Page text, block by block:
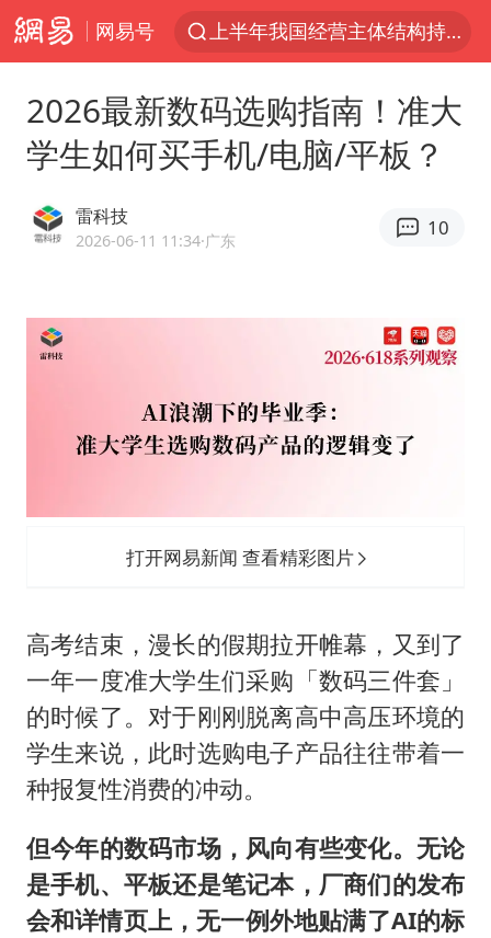
网易号
上半年我国经营主体结构持续优化
《披荆斩棘2026》阵容官宣
杭州机场已取消航班388架次
中国籍豪华游艇富商之子在泰国被杀
白海豚北上或致京津冀暴雨
上海中心千吨“镇楼神器”摆动明显
构建更高水平的全民健身公共服务体系
韩军前线部队连曝丑闻
2026最新数码选购指南！准大
学生如何买手机/电脑/平板？
雷科技
2026-06-11 11:34·广东
10
打开网易新闻 查看精彩图片
高考结束，漫长的假期拉开帷幕，又到了
一年一度准大学生们采购「数码三件套」
的时候了。对于刚刚脱离高中高压环境的
学生来说，此时选购电子产品往往带着一
种报复性消费的冲动。
但今年的数码市场，风向有些变化。无论
是手机、平板还是笔记本，厂商们的发布
会和详情页上，无一例外地贴满了AI的标